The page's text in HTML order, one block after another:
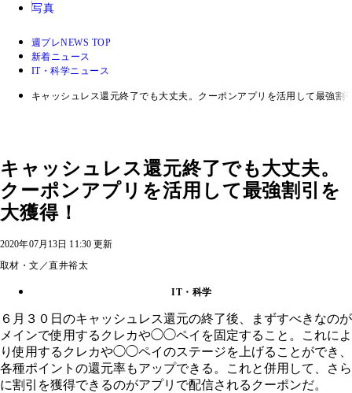
写真
週プレNEWS TOP
新着ニュース
IT・科学ニュース
キャッシュレス還元終了でも大丈夫。クーポンアプリを活用して最強割
キャッシュレス還元終了でも大丈夫。
クーポンアプリを活用して最強割引を
大獲得！
2020年07月13日 11:30 更新
取材・文／直井裕太
IT・科学
６月３０日のキャッシュレス還元の終了後、まずすべきなのが
メインで使用するクレカや◯◯ペイを固定すること。これによ
り使用するクレカや◯◯ペイのステージを上げることができ、
各種ポイントの還元率もアップできる。これと併用して、さら
に割引を獲得できるのがアプリで配信されるクーポンだ。